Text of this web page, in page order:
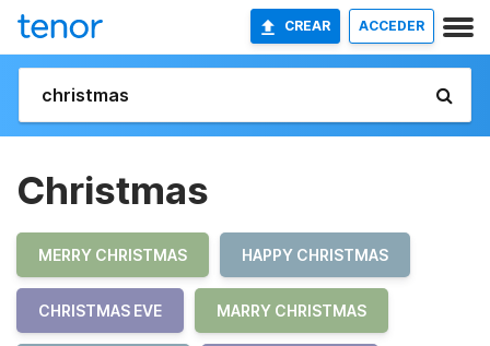
CREAR ACCEDER
Christmas
MERRY CHRISTMAS HAPPY CHRISTMAS
CHRISTMAS EVE MARRY CHRISTMAS